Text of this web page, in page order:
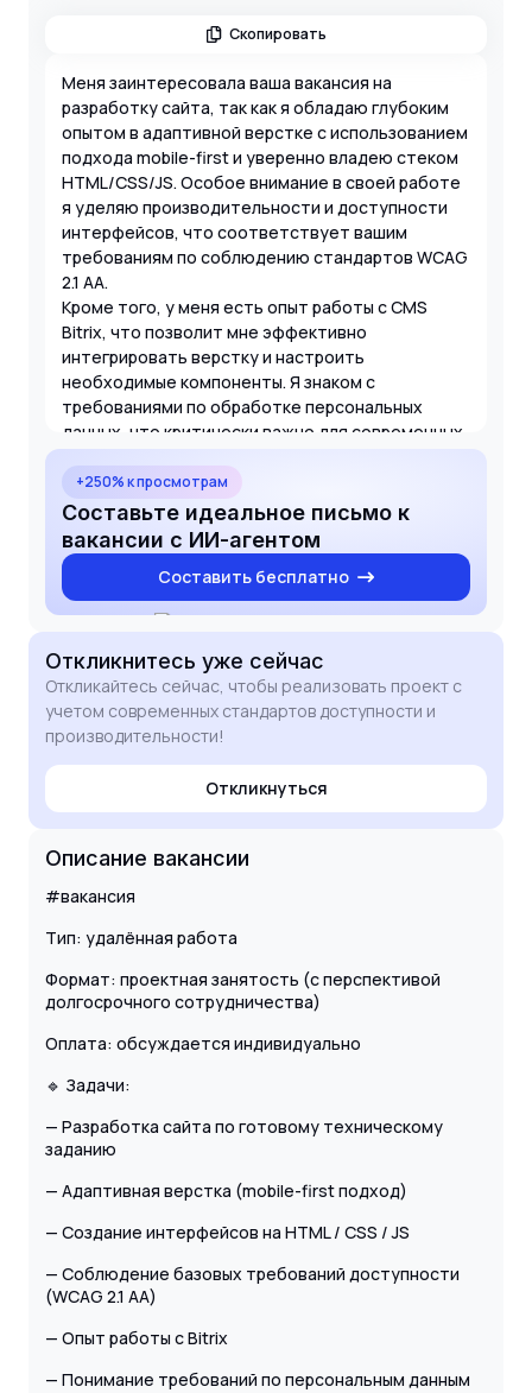
Скопировать
Меня заинтересовала ваша вакансия на
разработку сайта, так как я обладаю глубоким
опытом в адаптивной верстке с использованием
подхода mobile-first и уверенно владею стеком
HTML/CSS/JS. Особое внимание в своей работе
я уделяю производительности и доступности
интерфейсов, что соответствует вашим
требованиям по соблюдению стандартов WCAG
2.1 AA.
Кроме того, у меня есть опыт работы с CMS
Bitrix, что позволит мне эффективно
интегрировать верстку и настроить
необходимые компоненты. Я знаком с
требованиями по обработке персональных
данных, что критически важно для современных
веб-проектов. Буду рад обсудить детали ТЗ и
предложить оптимальные технические решения
для вашего проекта.
+250% к просмотрам
Составьте идеальное письмо к
вакансии с ИИ-агентом
Составить бесплатно
Откликнитесь уже сейчас
Откликайтесь сейчас, чтобы реализовать проект с
учетом современных стандартов доступности и
производительности!
Откликнуться
Описание вакансии
#вакансия
Тип: удалённая работа
Формат: проектная занятость (с перспективой
долгосрочного сотрудничества)
Оплата: обсуждается индивидуально
🔹 Задачи:
— Разработка сайта по готовому техническому
заданию
— Адаптивная верстка (mobile-first подход)
— Создание интерфейсов на HTML / CSS / JS
— Соблюдение базовых требований доступности
(WCAG 2.1 AA)
— Опыт работы с Bitrix
— Понимание требований по персональным данным